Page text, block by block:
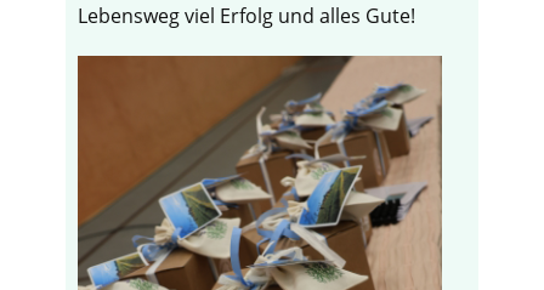
Lebensweg viel Erfolg und alles Gute!